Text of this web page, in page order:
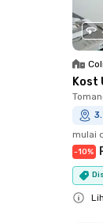
Kost
mulai
-10%